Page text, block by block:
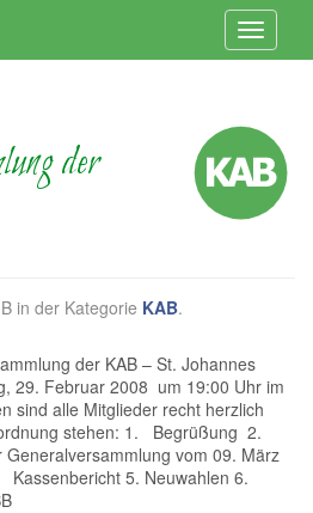
der
in der Kategorie KAB.
der KAB – St. Johannes
29. Februar 2008 um 19:00 Uhr im
sind alle Mitglieder recht herzlich
stehen: 1. Begrüßung 2.
vom 09. März
5. Neuwahlen 6.